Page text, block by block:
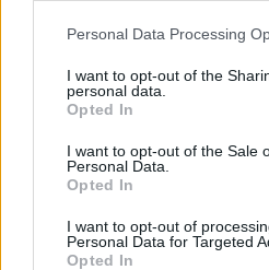
Personal Data Processing
I want to opt-out of the
personal data.
Opted In
I want to opt-out of the Sale
Personal Data.
Opted In
I want to opt-out of
Personal Data for Targeted
Opted In
BILANCI ECOMMERCE
MADTECH